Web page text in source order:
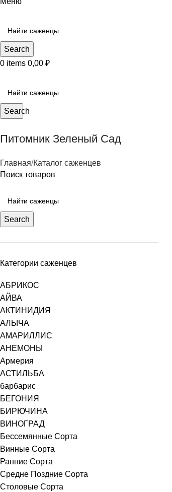
Search
0 items 0,00 ₽
Search
Питомник Зеленый Сад
Главная Каталог саженцев
Поиск товаров
Search
Категории саженцев
АБРИКОС
АЙВА
АКТИНИДИЯ
АЛЫЧА
АМАРИЛЛИС
АНЕМОНЫ
Армерия
АСТИЛЬБА
барбарис
БЕГОНИЯ
БИРЮЧИНА
ВИНОГРАД
Бессемянные Сорта
Винные Сорта
Ранние Сорта
Средне Поздние Сорта
Столовые Сорта